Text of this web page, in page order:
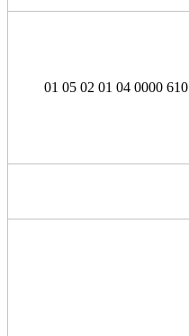
01 05 02 01 04 0000 610